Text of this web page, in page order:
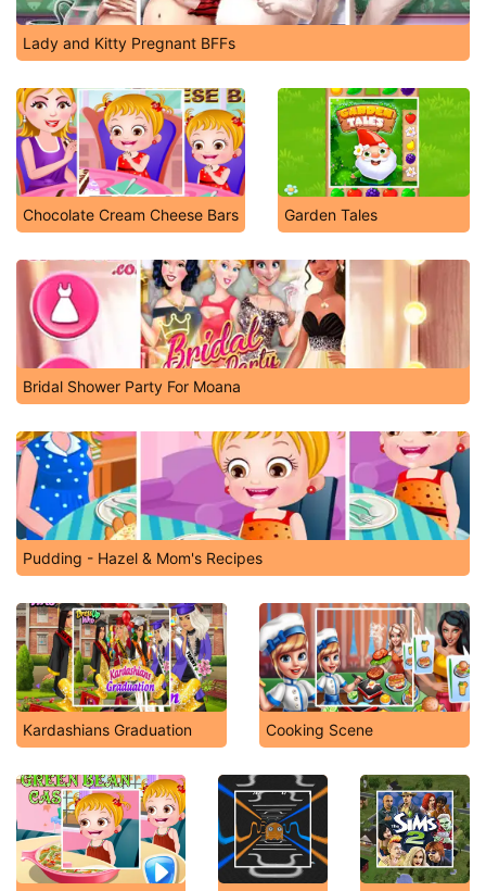
Lady and Kitty Pregnant BFFs
Chocolate Cream Cheese Bars Garden Tales
Bridal Shower Party For Moana
Pudding - Hazel & Mom's Recipes
Kardashians Graduation Cooking Scene